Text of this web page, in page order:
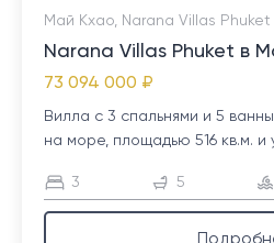
Май Кхао, Narana Villas Phuket
Narana Villas Phuket в
73 094 000 ₽
Вилла с 3 спальнями и 5
на море, площадью 516 кв.м. и
3 5